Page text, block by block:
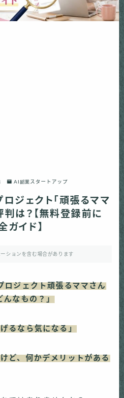
AI副業スタートアップ
ジェクト「頑張るママ
は？【無料登録前に
イド】
ションを含む場合があります
ロジェクト頑張るママさん
なもの？」
るなら気になる」
ど、何かデメリットがある